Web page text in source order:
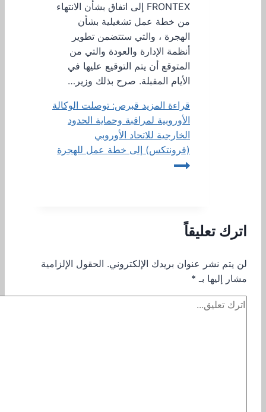
FRONTEX إلى اتفاق بشأن الانتهاء
من خطة عمل تشغيلية بشأن
الهجرة ، والتي ستتضمن تطوير
أنظمة الإدارة والعودة والتي من
المتوقع أن يتم التوقيع عليها في
الأيام المقبلة. صرح بذلك وزير…
قراءة المزيد قبرص: توصلت الوكالة
الأوروبية لمراقبة وحماية الحدود
الخارجية للاتحاد الأوروبي
(فرونتكس) إلى خطة عمل للهجرة
اترك تعليقاً
لن يتم نشر عنوان بريدك الإلكتروني. الحقول الإلزامية
مشار إليها بـ *